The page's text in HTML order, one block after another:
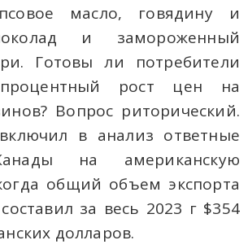
масло, говядину и
и замороженный
Готовы ли потребители
рост цен на
Вопрос риторический.
в анализ ответные
на американскую
общий объем экспорта
за весь 2023 г $354
долларов.